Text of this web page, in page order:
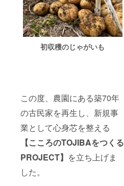
初収穫のじゃがいも
この度、農園にある築70年
の古民家を再生し、新規事
業として心身芯を整える
【こころのTOJIBAをつくる
PROJECT】 を立ち上げま
した。